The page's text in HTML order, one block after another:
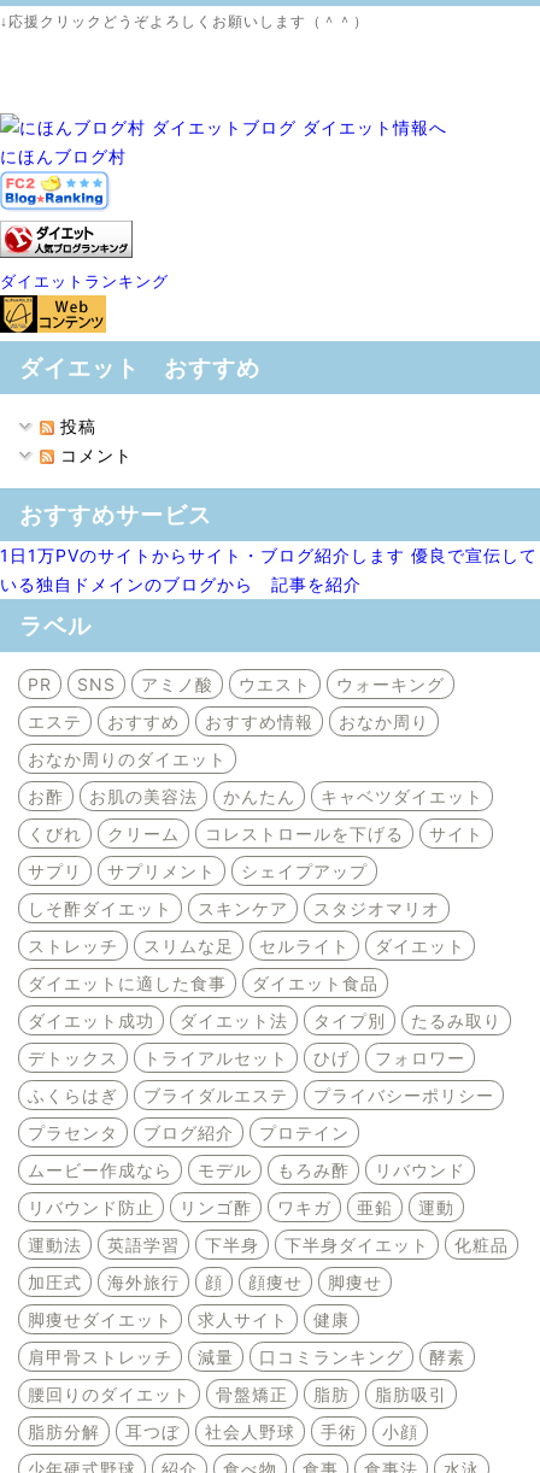
↓応援クリックどうぞよろしくお願いします（＾＾）
にほんブログ村
ダイエットランキング
ダイエット おすすめ
投稿
コメント
おすすめサービス
1日1万PVのサイトからサイト・ブログ紹介します 優良で宣伝して
いる独自ドメインのブログから 記事を紹介
ラベル
PR SNS アミノ酸 ウエスト
ウォーキング
エステ
おすすめ おすすめ情報
おなか周り
おなか周りのダイエット
お酢
お肌の美容法 かんたん
キャベツダイエット
くびれ
クリーム コレストロールを下げる
サイト
サプリ
サプリメント
シェイプアップ
しそ酢ダイエット
スキンケア
スタジオマリオ
ストレッチ
スリムな足 セルライト
ダイエット
ダイエットに適した食事
ダイエット食品
ダイエット成功
ダイエット法 タイプ別
たるみ取り
デトックス
トライアルセット ひげ
フォロワー
ふくらはぎ
ブライダルエステ
プライバシーポリシー
プラセンタ
ブログ紹介
プロテイン
ムービー作成なら
モデル もろみ酢
リバウンド
リバウンド防止
リンゴ酢 ワキガ 亜鉛
運動
運動法
英語学習 下半身 下半身ダイエット
化粧品
加圧式
海外旅行 顔 顔痩せ
脚痩せ
脚痩せダイエット
求人サイト
健康
肩甲骨ストレッチ
減量 口コミランキング
酵素
腰回りのダイエット
骨盤矯正 脂肪
脂肪吸引
脂肪分解
耳つぼ 社会人野球 手術
小顔